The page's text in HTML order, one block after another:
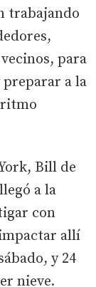
trabajando
para
a la
ritmo
Bill de
a la
con
allí
y 24
nieve.